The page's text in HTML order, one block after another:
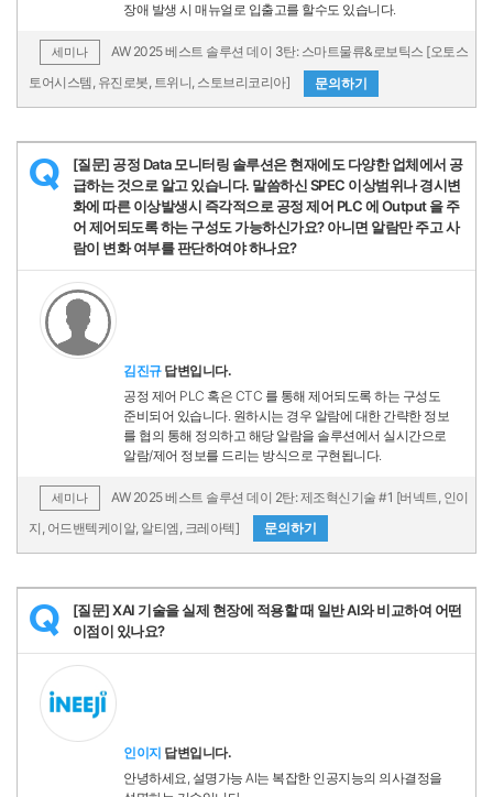
장애 발생 시 매뉴얼로 입출고를 할수도 있습니다.
세미나
AW 2025 베스트 솔루션 데이 3탄: 스마트물류&로보틱스 [오토스
토어시스템, 유진로봇, 트위니, 스토브리코리아]
문의하기
Q
[질문] 공정 Data 모니터링 솔루션은 현재에도 다양한 업체에서 공
급하는 것으로 알고 있습니다. 말씀하신 SPEC 이상범위나 경시변
화에 따른 이상발생시 즉각적으로 공정 제어 PLC 에 Output 을 주
어 제어되도록 하는 구성도 가능하신가요? 아니면 알람만 주고 사
람이 변화 여부를 판단하여야 하나요?
김진규답변입니다.
공정 제어 PLC 혹은 CTC 를 통해 제어되도록 하는 구성도
준비되어 있습니다. 원하시는 경우 알람에 대한 간략한 정보
를 협의 통해 정의하고 해당 알람을 솔루션에서 실시간으로
알람/제어 정보를 드리는 방식으로 구현됩니다.
세미나
AW 2025 베스트 솔루션 데이 2탄: 제조혁신기술 #1 [버넥트, 인이
지, 어드밴텍케이알, 알티엠, 크레아텍]
문의하기
Q
[질문] XAI 기술을 실제 현장에 적용할 때 일반 AI와 비교하여 어떤
이점이 있나요?
인이지 답변입니다.
안녕하세요, 설명가능 AI는 복잡한 인공지능의 의사결정을